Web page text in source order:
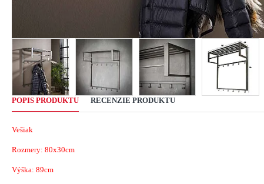
POPIS PRODUKTU RECENZIE PRODUKTU
Vešiak
Rozmery: 80x30cm
Výška: 89cm